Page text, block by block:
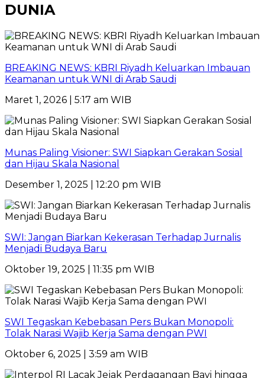
DUNIA
BREAKING NEWS: KBRI Riyadh Keluarkan Imbauan
Keamanan untuk WNI di Arab Saudi
Maret 1, 2026 | 5:17 am WIB
Munas Paling Visioner: SWI Siapkan Gerakan Sosial
dan Hijau Skala Nasional
Desember 1, 2025 | 12:20 pm WIB
SWI: Jangan Biarkan Kekerasan Terhadap Jurnalis
Menjadi Budaya Baru
Oktober 19, 2025 | 11:35 pm WIB
SWI Tegaskan Kebebasan Pers Bukan Monopoli:
Tolak Narasi Wajib Kerja Sama dengan PWI
Oktober 6, 2025 | 3:59 am WIB